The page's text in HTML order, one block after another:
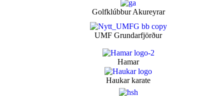
Golfklúbbur Akureyrar
UMF Grundarfjörður
Hamar
Haukar karate